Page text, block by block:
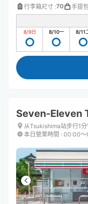
行李箱尺寸 :70 手提
8/9日 8/10一 8/11
Seven-Eleven
从Tsukishima站步行1分
本日營業時間 : 00:00